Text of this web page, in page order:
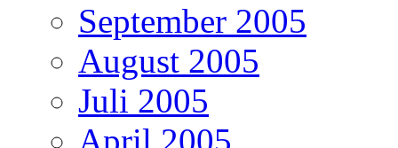
September 2005
August 2005
Juli 2005
April 2005